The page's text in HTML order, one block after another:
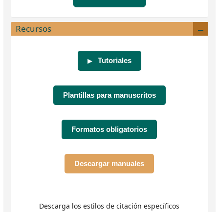
Recursos
▶ Tutoriales
Plantillas para manuscritos
Formatos obligatorios
Descargar manuales
Descarga los estilos de citación específicos